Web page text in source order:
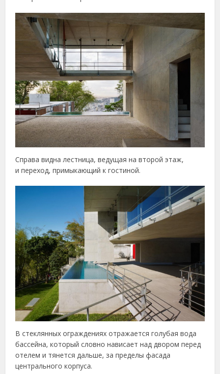
Справа видна лестница, ведущая на второй этаж,
и переход, примыкающий к гостиной.
В стеклянных ограждениях отражается голубая вода
бассейна, который словно нависает над двором перед
отелем и тянется дальше, за пределы фасада
центрального корпуса.